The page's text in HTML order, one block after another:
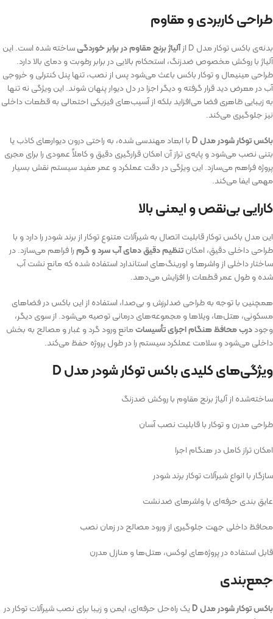
طراحی کاربردی و مقاوم
بدنه‌ی باکس توکار مدل D از آلیاژ برنج مقاوم در برابر خوردگیساخته شده است. این
آلیاژ با روکش مخصوص ضدزنگ، استحکام بالایی در برابر رطوبت و دمای بالا دارد.
طراحی مینیمال و توکار باکس باعث می‌شود پس از نصب، تنها پنل کنترلی و خروجی‌
آب در معرض دید قرار گرفته و دیگر اجزا در دل دیوار پنهان شوند. این ویژگی نه‌ تنها
به زیبایی ظاهری فضا می‌افزاید بلکه از آسیب‌های فیزیکی احتمالی به قطعات داخلی
نیز جلوگیری می‌کند.
باکس توکار شودر مدل D
با ابعاد مهندسی‌ شده، به راحتی درون دیوارهای کاذب یا
بتنی نصب می‌شود و پایه‌ی تراز آن امکان قرارگیری دقیق و کاملاً عمودی را برای مجری
پروژه فراهم می‌سازد. این ویژگی در دقت عملکرد و عمر مفید سیستم نقش بسیار
مهمی ایفا می‌کند.
کارایی بی‌نقص و ایمنی بالا
این مدل باکس توکار قابلیت اتصال به شیرآلات متنوع توکار از برند شودر را دارد و با
طراحی داخلی دقیق، امکانتنظیم دقیق دمای آب سرد و گرمرا فراهم می‌سازد. در
ساختار داخلی از واشرها و اورینگ‌های استاندارد استفاده شده که مانع نشت آب
شده و طول عمر قطعات را افزایش می‌دهد.
همچنین با توجه به طراحی ضدلرزش و بی‌صدا، استفاده از این باکس در فضاهای
مسکونی، هتل‌ها، ویلاها و مجموعه‌های درمانی توصیه می‌شود. از سوی دیگر،
وجوددرب محافظ هنگام اجرای تأسیساتمانع ورود گرد و غبار و مصالح به بخش
داخلی می‌شود و سلامت عملکرد سیستم را در طول پروژه حفظ می‌کند.
ویژگی‌های کلیدی باکس توکار شودر مدل D
ساخته‌شده از آلیاژ برنج مقاوم با روکش ضدزنگ
طراحی مدرن و توکار با قابلیت نصب آسان
امکان تراز کامل در هنگام اجرا
سازگار با انواع شیرآلات توکار برند شودر
عایق‌ بندی حرفه‌ای با واشرهای ضدنشت
محافظ داخلی جهت جلوگیری از ورود مصالح در زمان نصب
قابل‌ استفاده در پروژه‌های لوکس، هتل‌ها و منازل مدرن
جمع‌بندی
باکس توکار شودر مدل D
یک راه‌حل حرفه‌ای، ایمن و زیبا برای نصب شیرآلات توکار در